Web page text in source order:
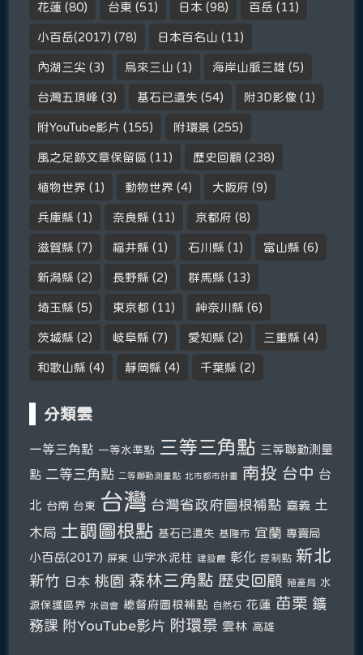
花蓮 (80) 台東 (51) 日本 (98) 百岳 (11)
小百岳(2017) (78) 日本百名山 (11)
內湖三尖 (3) 烏來三山 (1) 海岸山脈三雄 (5)
台灣五頂峰 (3) 基石已遺失 (54) 附3D影像 (1)
附YouTube影片 (155) 附環景 (255)
風之足跡文章保留區 (11) 歷史回顧 (238)
植物世界 (1) 動物世界 (4) 大阪府 (9)
兵庫縣 (1) 奈良縣 (11) 京都府 (8)
滋賀縣 (7) 福井縣 (1) 石川縣 (1) 富山縣 (6)
新潟縣 (2) 長野縣 (2) 群馬縣 (13)
埼玉縣 (5) 東京都 (11) 神奈川縣 (6)
茨城縣 (2) 岐阜縣 (7) 愛知縣 (2) 三重縣 (4)
和歌山縣 (4) 靜岡縣 (4) 千葉縣 (2)
分類雲
一等三角點 一等水準點 三等三角點 三等聯勤測量
點 二等三角點 二等聯勤測量點 北市都市計畫 南投 台中 台
北 台南 台東 台灣 台灣省政府圖根補點 嘉義 土
木局 土調圖根點 基石已遺失 基隆市 宜蘭 專賣局
小百岳(2017) 屏東 山字水泥柱 建設廳 彰化 控制點 新北
新竹 日本 桃園 森林三角點 歷史回顧 殖產局
水
源保護區界 水資會 總督府圖根補點 自然石 花蓮 苗栗 鑛
務課 附YouTube影片 附環景 雲林 高雄